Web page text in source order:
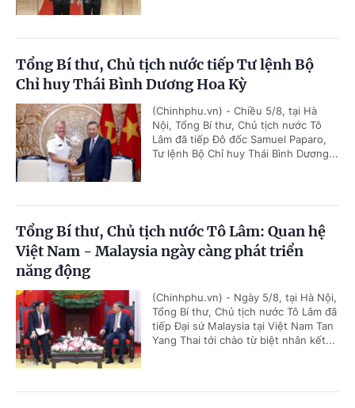
Tổng Bí thư, Chủ tịch nước tiếp Tư lệnh Bộ
Chỉ huy Thái Bình Dương Hoa Kỳ
(Chinhphu.vn) - Chiều 5/8, tại Hà
Nội, Tổng Bí thư, Chủ tịch nước Tô
Lâm đã tiếp Đô đốc Samuel Paparo,
Tư lệnh Bộ Chỉ huy Thái Bình Dương...
Tổng Bí thư, Chủ tịch nước Tô Lâm: Quan hệ
Việt Nam - Malaysia ngày càng phát triển
năng động
(Chinhphu.vn) - Ngày 5/8, tại Hà Nội,
Tổng Bí thư, Chủ tịch nước Tô Lâm đã
tiếp Đại sứ Malaysia tại Việt Nam Tan
Yang Thai tới chào từ biệt nhân kết...